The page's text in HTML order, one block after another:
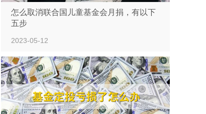
怎么取消联合国儿童基金会月捐，有以下
五步
2023-05-12